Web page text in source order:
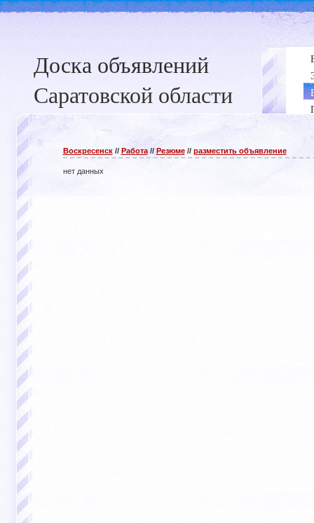
Доска объявлений
Саратовской области
Воскресенск// Работа// Резюме// разместить объявление
нет данных